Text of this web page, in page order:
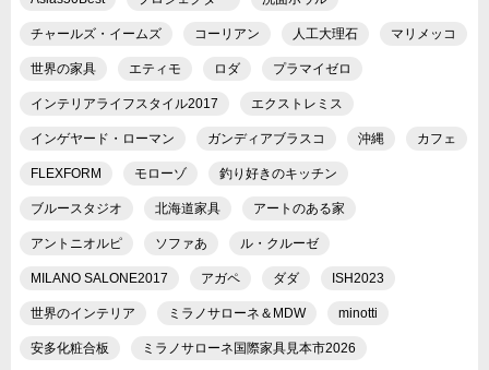
チャールズ・イームズ コーリアン 人工大理石 マリメッコ
世界の家具 エティモ ロダ プラマイゼロ
インテリアライフスタイル2017 エクストレミス
インゲヤード・ローマン ガンディアブラスコ 沖縄 カフェ
FLEXFORM モローゾ 釣り好きのキッチン
ブルースタジオ 北海道家具 アートのある家
アントニオルピ ソファあ ル・クルーゼ
MILANO SALONE2017 アガペ ダダ ISH2023
世界のインテリア ミラノサローネ＆MDW minotti
安多化粧合板 ミラノサローネ国際家具見本市2026